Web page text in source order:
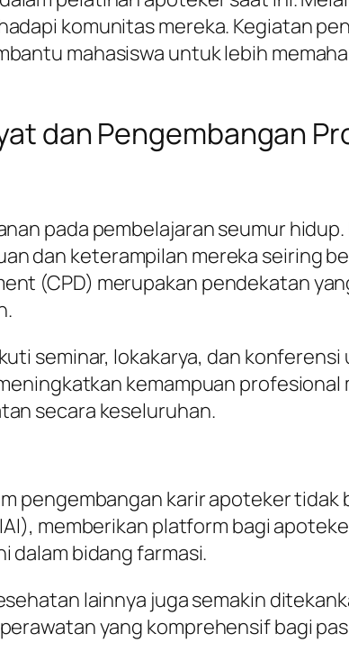
komunitas mereka. Kegiatan
mahasiswa untuk lebih
dan Pengembangan
pada pembelajaran seumur
dan keterampilan mereka seiring
(CPD) merupakan pendekatan
seminar, lokakarya, dan
kemampuan
secara keseluruhan.
pengembangan karir apoteker tidak
memberikan platform bagi
dalam bidang farmasi.
lainnya juga semakin
yang komprehensif bagi